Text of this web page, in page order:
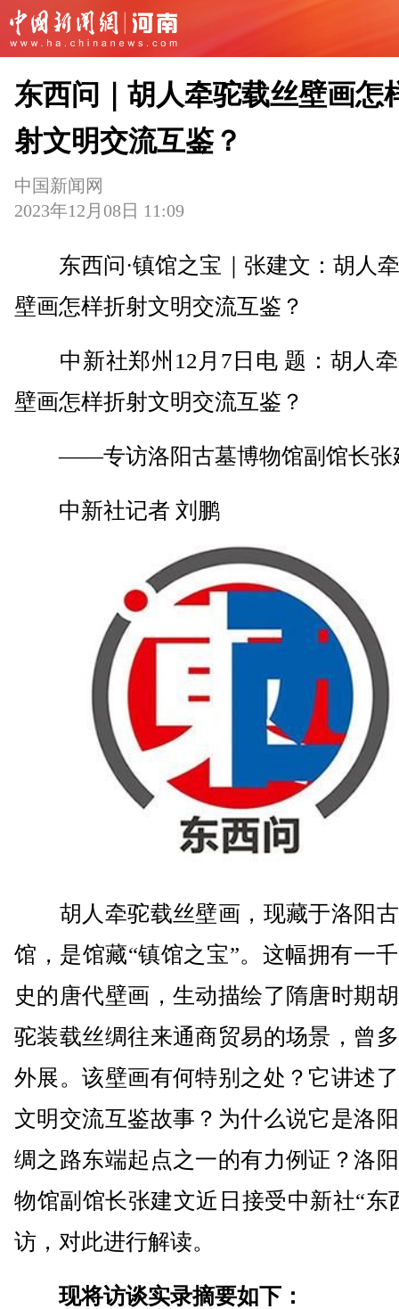
东西问｜胡人牵驼载丝壁画怎
射文明交流互鉴？
中国新闻网
2023年12月08日 11:09
东西问·镇馆之宝｜张建文：胡人
壁画怎样折射文明交流互鉴？
中新社郑州12月7日电 题：胡人牵
壁画怎样折射文明交流互鉴？
——专访洛阳古墓博物馆副馆长张
中新社记者 刘鹏
胡人牵驼载丝壁画，现藏于洛阳
馆，是馆藏“镇馆之宝”。这幅拥有一
史的唐代壁画，生动描绘了隋唐时期
驼装载丝绸往来通商贸易的场景，曾
外展。该壁画有何特别之处？它讲述
文明交流互鉴故事？为什么说它是洛
绸之路东端起点之一的有力例证？洛
物馆副馆长张建文近日接受中新社“东
访，对此进行解读。
现将访谈实录摘要如下：